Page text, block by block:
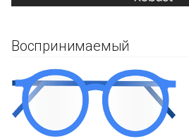
Воспринимаемый